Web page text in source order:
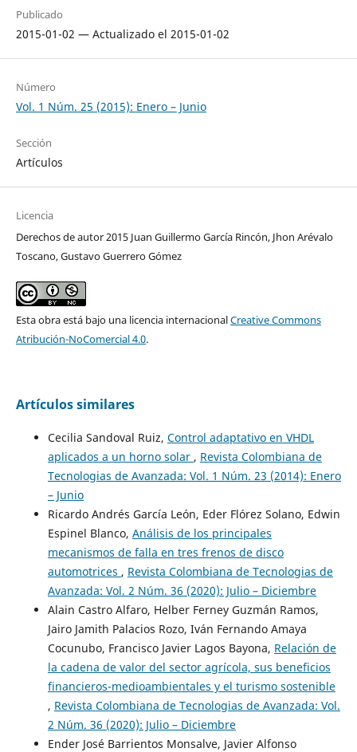
Publicado
2015-01-02 — Actualizado el 2015-01-02
Número
Vol. 1 Núm. 25 (2015): Enero – Junio
Sección
Artículos
Licencia
Derechos de autor 2015 Juan Guillermo García Rincón, Jhon Arévalo
Toscano, Gustavo Guerrero Gómez
Esta obra está bajo una licencia internacionalCreative Commons
Atribución-NoComercial 4.0.
Artículos similares
Cecilia Sandoval Ruiz, Control adaptativo en VHDL
aplicados a un horno solar , Revista Colombiana de
Tecnologias de Avanzada: Vol. 1 Núm. 23 (2014): Enero
– Junio
Ricardo Andrés García León, Eder Flórez Solano, Edwin
Espinel Blanco, Análisis de los principales
mecanismos de falla en tres frenos de disco
automotrices , Revista Colombiana de Tecnologias de
Avanzada: Vol. 2 Núm. 36 (2020): Julio – Diciembre
Alain Castro Alfaro, Helber Ferney Guzmán Ramos,
Jairo Jamith Palacios Rozo, Iván Fernando Amaya
Cocunubo, Francisco Javier Lagos Bayona, Relación de
la cadena de valor del sector agrícola, sus beneficios
financieros-medioambientales y el turismo sostenible
, Revista Colombiana de Tecnologias de Avanzada: Vol.
2 Núm. 36 (2020): Julio – Diciembre
Ender José Barrientos Monsalve, Javier Alfonso